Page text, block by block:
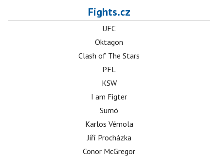
Fights.cz
UFC
Oktagon
Clash of The Stars
PFL
KSW
I am Figter
Sumó
Karlos Vémola
Jiří Procházka
Conor McGregor